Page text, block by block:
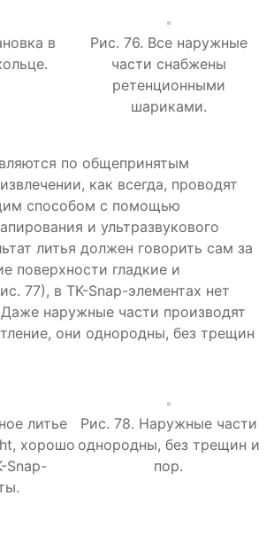
в
Рис. 76. Все наружные
части снабжены
ретенционными
шариками.
по общепринятым
как всегда, проводят
способом с помощью
и ультразвукового
литья должен говорить сам за
поверхности гладкие и
77), в TK-Snap-элементах нет
Даже наружные части производят
они однородны, без трещин
литье
хорошо
Snap-
Рис. 78. Наружные части
однородны, без трещин и
пор.